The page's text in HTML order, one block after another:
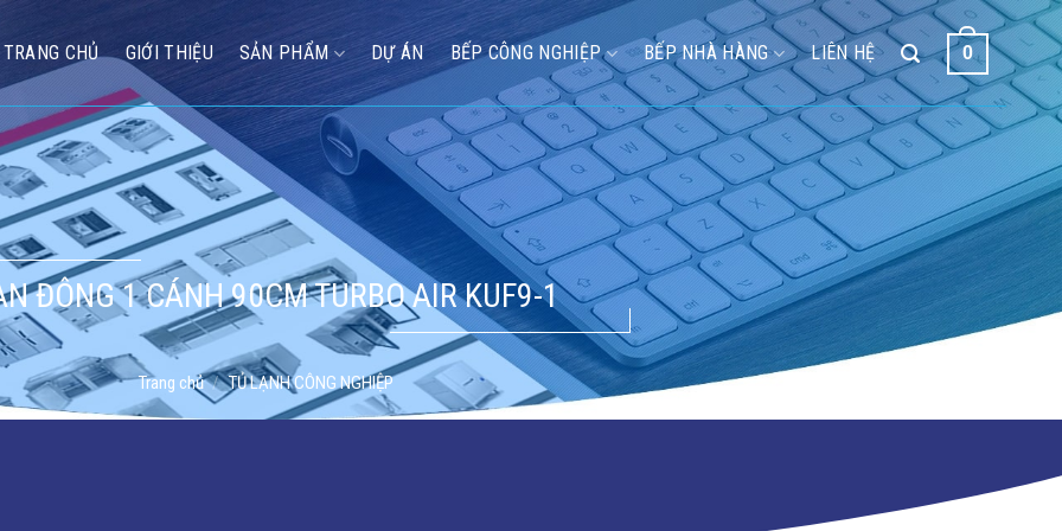
TRANG CHỦ GIỚI THIỆU SẢN PHẨM DỰ ÁN BẾP CÔNG NGHIỆP BẾP NHÀ HÀNG LIÊN HỆ 0
ĐÔNG 1 CÁNH 90CM TURBO AIR KUF9-1
Trang chủ / TỦ LẠNH CÔNG NGHIỆP